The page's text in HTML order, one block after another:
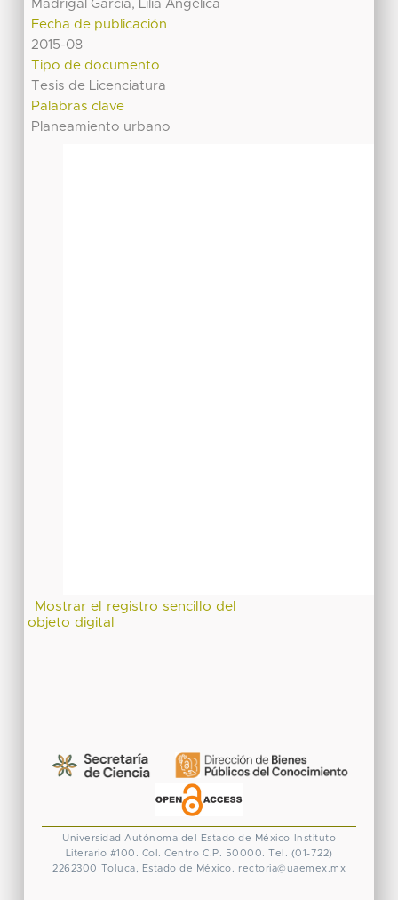
Madrigal García, Lilia Angélica
Fecha de publicación
2015-08
Tipo de documento
Tesis de Licenciatura
Palabras clave
Planeamiento urbano
Mostrar el registro sencillo del
objeto digital
Universidad Autónoma del Estado de México
Instituto
Literario #100. Col. Centro C.P. 50000. Tel. (01-722)
2262300
Toluca, Estado de México. rectoria@uaemex.mx